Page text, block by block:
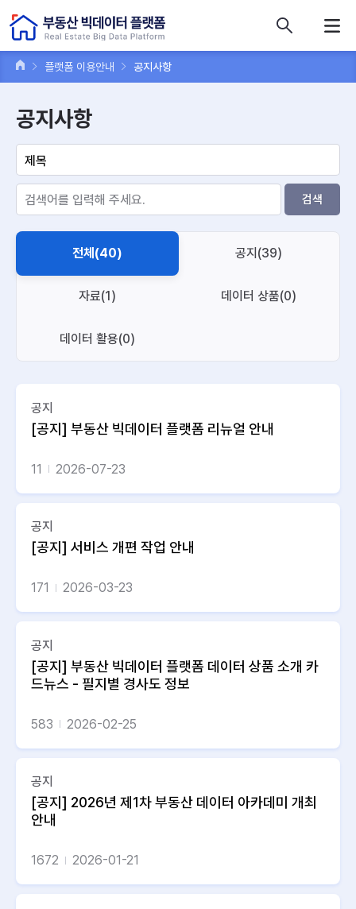
플랫폼 이용안내 공지사항
공지사항
검색
전체(40) 공지(39)
자료(1) 데이터 상품(0)
데이터 활용(0)
공지
[공지] 부동산 빅데이터 플랫폼 리뉴얼 안내
11 2026-07-23
공지
[공지] 서비스 개편 작업 안내
171 2026-03-23
공지
[공지] 부동산 빅데이터 플랫폼 데이터 상품 소개 카
드뉴스 - 필지별 경사도 정보
583 2026-02-25
공지
[공지] 2026년 제1차 부동산 데이터 아카데미 개최
안내
1672 2026-01-21